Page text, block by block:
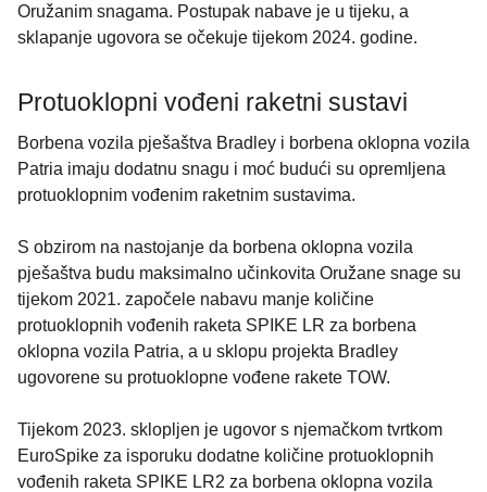
Oružanim snagama. Postupak nabave je u tijeku, a
sklapanje ugovora se očekuje tijekom 2024. godine.
Protuoklopni vođeni raketni sustavi
Borbena vozila pješaštva Bradley i borbena oklopna vozila
Patria imaju dodatnu snagu i moć budući su opremljena
protuoklopnim vođenim raketnim sustavima.
S obzirom na nastojanje da borbena oklopna vozila
pješaštva budu maksimalno učinkovita Oružane snage su
tijekom 2021. započele nabavu manje količine
protuoklopnih vođenih raketa SPIKE LR za borbena
oklopna vozila Patria, a u sklopu projekta Bradley
ugovorene su protuoklopne vođene rakete TOW.
Tijekom 2023. sklopljen je ugovor s njemačkom tvrtkom
EuroSpike za isporuku dodatne količine protuoklopnih
vođenih raketa SPIKE LR2 za borbena oklopna vozila